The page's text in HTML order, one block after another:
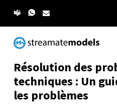
Résolution des
techniques : Un
les problèmes